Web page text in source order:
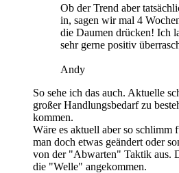
Ob der Trend aber
in, sagen wir mal 4
die Daumen drücken! Ich
sehr gerne positiv
Andy
So sehe ich das auch. Aktuelle
großer Handlungsbedarf zu
kommen.
Wäre es aktuell aber so schlimm
man doch etwas geändert oder
von der "Abwarten" Taktik aus.
die "Welle" angekommen.